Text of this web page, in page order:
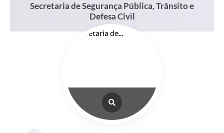
Ouvidoria
Expocal, Festa do Cavalo e o Relincho da Canção Nativa
Secretaria de Segurança Pública, Trânsito e
Defesa Civil